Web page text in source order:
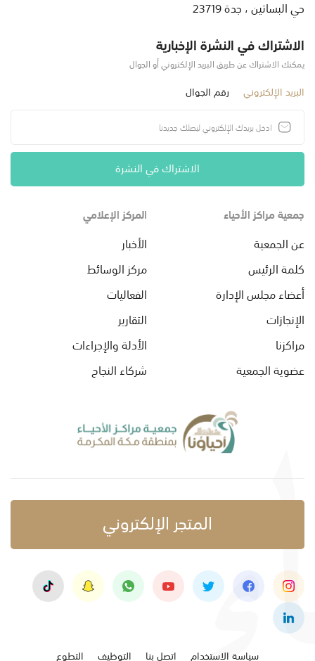
حي البساتين ، جدة 23719
الاشتراك في النشرة الإخبارية
يمكنك الاشتراك عن طريق البريد الإلكتروني أو الجوال
البريد الإلكتروني رقم الجوال
الاشتراك في النشرة
جمعية مراكز الأحياء
عن الجمعية
كلمة الرئيس
أعضاء مجلس الإدارة
الإنجازات
مراكزنا
عضوية الجمعية
المركز الإعلامي
الأخبار
مركز الوسائط
الفعاليات
التقارير
الأدلة والإجراءات
شركاء النجاح
المتجر الإلكتروني
سياسة الاستخدام اتصل بنا التوظيف التطوع